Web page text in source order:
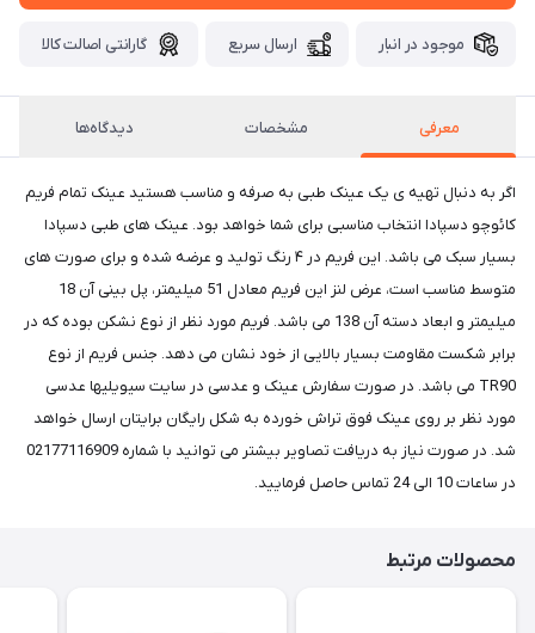
موجود در انبار ارسال سریع گارانتی اصالت کالا
معرفی مشخصات دیدگاه‌ها
اگر به دنبال تهیه ی یک عینک طبی به صرفه و مناسب هستید عینک تمام فریم
کائوچو دسپادا انتخاب مناسبی برای شما خواهد بود. عینک های طبی دسپادا
بسیار سبک می باشد. این فریم در ۴ رنگ تولید و عرضه شده و برای صورت های
متوسط مناسب است، عرض لنز این فریم معادل 51 میلیمتر، پل بینی آن 18
میلیمتر و ابعاد دسته آن 138 می باشد. فریم مورد نظر از نوع نشکن بوده که در
برابر شکست مقاومت بسیار بالایی از خود نشان می دهد. جنس فریم از نوع
TR90 می باشد. در صورت سفارش عینک و عدسی در سایت سیویلیها عدسی
مورد نظر بر روی عینک فوق تراش خورده به شکل رایگان برایتان ارسال خواهد
شد. در صورت نیاز به دریافت تصاویر بیشتر می توانید با شماره 02177116909
در ساعات 10 الی 24 تماس حاصل فرمایید.
محصولات مرتبط